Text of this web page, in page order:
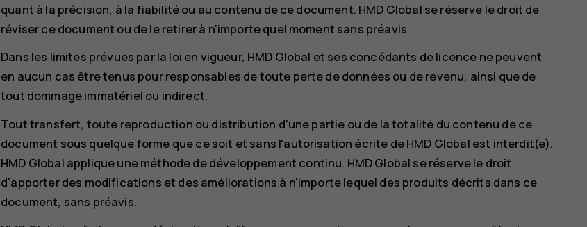
quant à la précision, à la fiabilité ou au contenu de ce document. HMD Global se réserve le droit de
réviser ce document ou de le retirer à n'importe quel moment sans préavis.
Dans les limites prévues par la loi en vigueur, HMD Global et ses concédants de licence ne peuvent
en aucun cas être tenus pour responsables de toute perte de données ou de revenu, ainsi que de
tout dommage immatériel ou indirect.
Tout transfert, toute reproduction ou distribution d'une partie ou de la totalité du contenu de ce
document sous quelque forme que ce soit et sans l'autorisation écrite de HMD Global est interdit(e).
HMD Global applique une méthode de développement continu. HMD Global se réserve le droit
d'apporter des modifications et des améliorations à n'importe lequel des produits décrits dans ce
document, sans préavis.